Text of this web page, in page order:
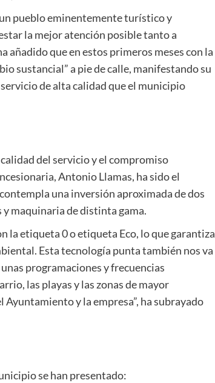
pueblo eminentemente turístico y
la mejor atención posible tanto a
añadido que en estos primeros meses con la
sustancial” a pie de calle, manifestando su
de alta calidad que el municipio
del servicio y el compromiso
Antonio Llamas, ha sido el
una inversión aproximada de dos
maquinaria de distinta gama.
la etiqueta 0 o etiqueta Eco, lo que garantiza
Esta tecnología punta también nos va
programaciones y frecuencias
las playas y las zonas de mayor
y la empresa”, ha subrayado
se han presentado: